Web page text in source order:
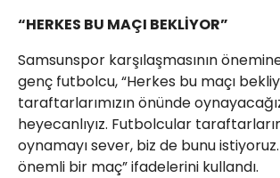
“HERKES BU MAÇI BEKLİYOR”
Samsunspor karşılaşmasının
genç futbolcu, “Herkes bu maçı
taraftarlarımızın önünde
heyecanlıyız. Futbolcular
oynamayı sever, biz de bunu
önemli bir maç” ifadelerini kullandı.